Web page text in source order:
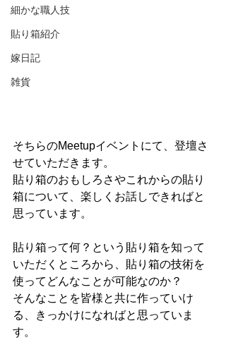
細かな職人技
貼り箱紹介
嫁日記
雑貨
そちらのMeetupイベントにて、登壇さ
せていただきます。
貼り箱のおもしろさやこれからの貼り
箱について、楽しくお話しできればと
思っています。
貼り箱って何？という貼り箱を知って
いただくところから、貼り箱の技術を
使ってどんなことが可能なのか？
そんなことを皆様と共に作っていけ
る、きっかけになればと思っていま
す。